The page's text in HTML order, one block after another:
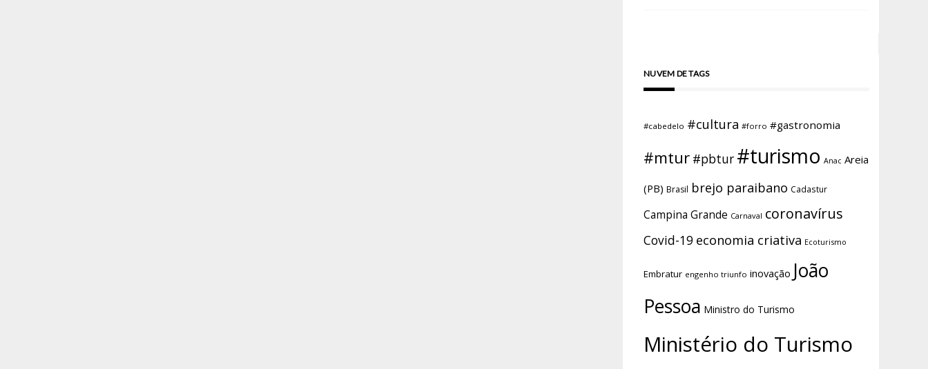
NUVEM DE TAGS
#cabedelo #cultura #forro #gastronomia
#mtur #pbtur #turismo Anac Areia
(PB) Brasil brejo paraibano Cadastur
Campina Grande Carnaval coronavírus
Covid-19 economia criativa Ecoturismo
Embratur engenho triunfo inovação João
Pessoa Ministro do Turismo
Ministério do Turismo